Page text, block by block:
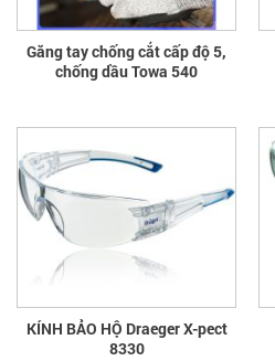
Găng tay chống cắt cấp độ 5,
chống dầu Towa 540
KÍNH BẢO HỘ Draeger X-pect
8330